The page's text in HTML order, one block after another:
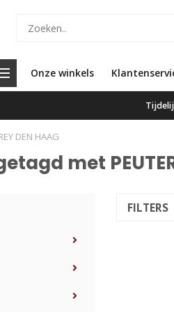
Onze winkels
Voor 16.00 besteld, vandaag
verzonden
DEN HAAG
met
FILTERS